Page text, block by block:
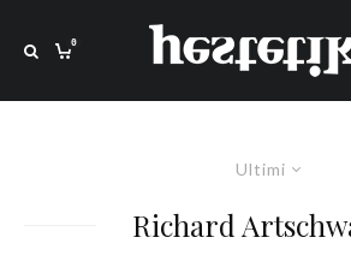
0
Ultimi
Richard